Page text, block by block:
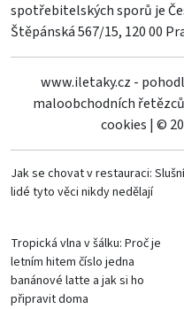
spotřebitelských sporů je
Štěpánská 567/15, 120 00
www.iletaky.cz -
maloobchodních řetězců
cookies | ©
Jak se chovat v restauraci: Slušní
lidé tyto věci nikdy nedělají
Tropická vlna v šálku: Proč je
letním hitem číslo jedna
banánové latte a jak si ho
připravit doma